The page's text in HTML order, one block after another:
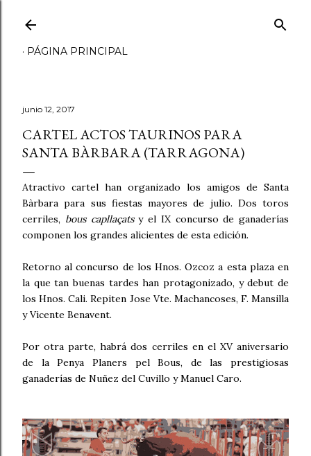
PÁGINA PRINCIPAL
junio 12, 2017
CARTEL ACTOS TAURINOS PARA
SANTA BÀRBARA (TARRAGONA)
Atractivo cartel han organizado los amigos de Santa
Bàrbara para sus fiestas mayores de julio. Dos toros
cerriles, bous capllaçatsy el IX concurso de ganaderías
componen los grandes alicientes de esta edición.
Retorno al concurso de los Hnos. Ozcoz a esta plaza en
la que tan buenas tardes han protagonizado, y debut de
los Hnos. Cali. Repiten Jose Vte. Machancoses, F. Mansilla
y Vicente Benavent.
Por otra parte, habrá dos cerriles en el XV aniversario
de la Penya Planers pel Bous, de las prestigiosas
ganaderías de Nuñez del Cuvillo y Manuel Caro.